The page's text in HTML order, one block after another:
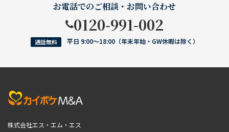
お電話でのご相談・お問い合わせ
0120-991-002
通話無料 平日 9:00〜18:00（年末年始・GW休暇は除く）
株式会社エス・エム・エス